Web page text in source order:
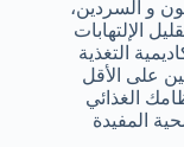
و السردين،
الإلتهابات
التغذية
على الأقل
الغذائي
المفيدة